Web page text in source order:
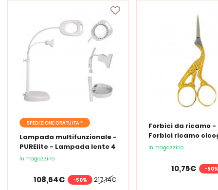
SPEDIZIONE GRATUITA *
Lampada multifunzionale -
PURElite - Lampada lente 4
in 1
In magazzino
217,14€
108,64€ -50%
Forbici da ricamo -
Forbici ricamo
In magazzino
10,75€ -50%